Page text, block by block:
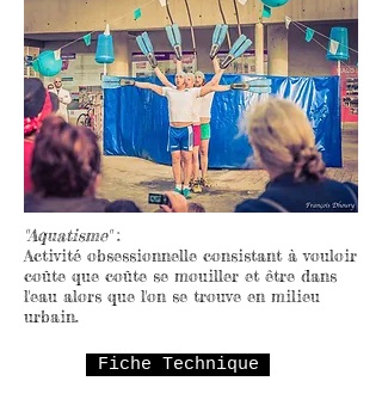
"Aquatisme":
Activité obsessionnelle consistant à vouloir
coûte que coûte se mouiller et être dans
l'eau alors que l'on se trouve en milieu
urbain.
Fiche Technique